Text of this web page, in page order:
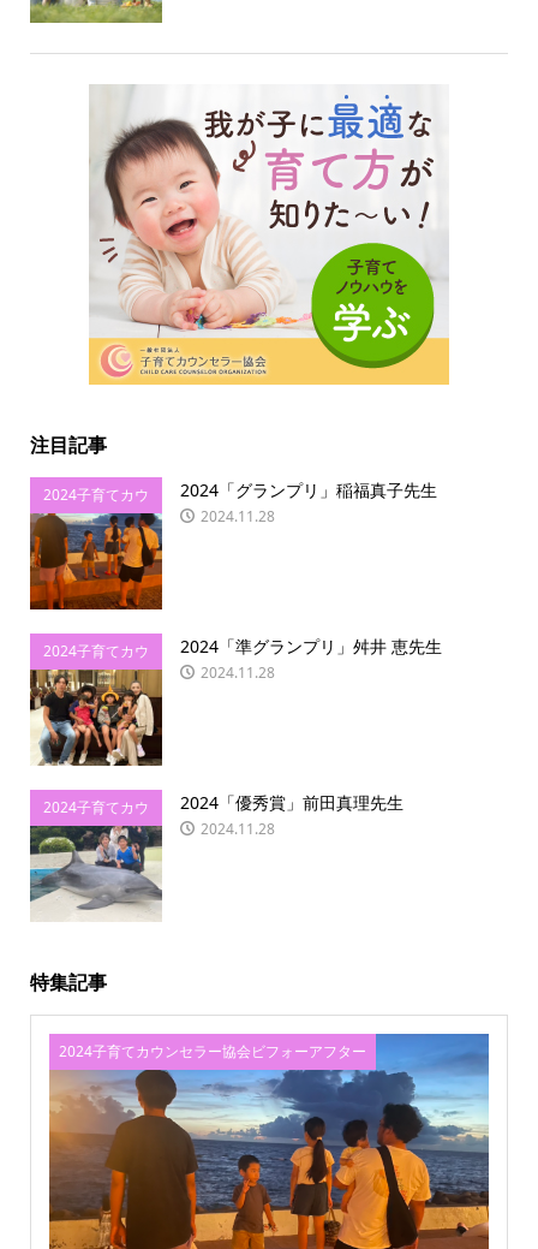
注目記事
2024子育てカウ
ンセラー協会ビ
フォーアフター
2024「グランプリ」稲福真子先生
2024.11.28
2024子育てカウ
ンセラー協会ビ
フォーアフター
2024「準グランプリ」舛井 恵先生
2024.11.28
2024子育てカウ
ンセラー協会ビ
フォーアフター
2024「優秀賞」前田真理先生
2024.11.28
特集記事
2024子育てカウンセラー協会ビフォーアフター